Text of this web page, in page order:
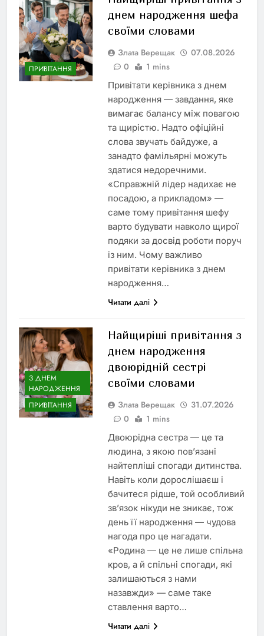
ПРИВІТАННЯ
днем народження шефа
своїми словами
Злата Верещак
07.08.2026
0
1 mins
Привітати керівника з днем
народження — завдання, яке
вимагає балансу між повагою
та щирістю. Надто офіційні
слова звучать байдуже, а
занадто фамільярні можуть
здатися недоречними.
«Справжній лідер надихає не
посадою, а прикладом» —
саме тому привітання шефу
варто будувати навколо щирої
подяки за досвід роботи поруч
із ним. Чому важливо
привітати керівника з днем
народження…
Читати далі
З ДНЕМ
НАРОДЖЕННЯ
ПРИВІТАННЯ
Найщиріші привітання з
днем народження
двоюрідній сестрі
своїми словами
Злата Верещак
31.07.2026
0
1 mins
Двоюрідна сестра — це та
людина, з якою пов’язані
найтепліші спогади дитинства.
Навіть коли дорослішаєш і
бачитеся рідше, той особливий
зв’язок нікуди не зникає, тож
день її народження — чудова
нагода про це нагадати.
«Родина — це не лише спільна
кров, а й спільні спогади, які
залишаються з нами
назавжди» — саме таке
ставлення варто…
Читати далі